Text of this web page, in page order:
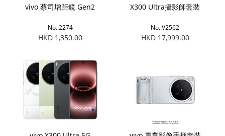
vivo 蔡司增距鏡 Gen2
No.:2274
HKD 1,350.00
X300 Ultra攝影師套裝
No.:V2562
HKD 17,999.00